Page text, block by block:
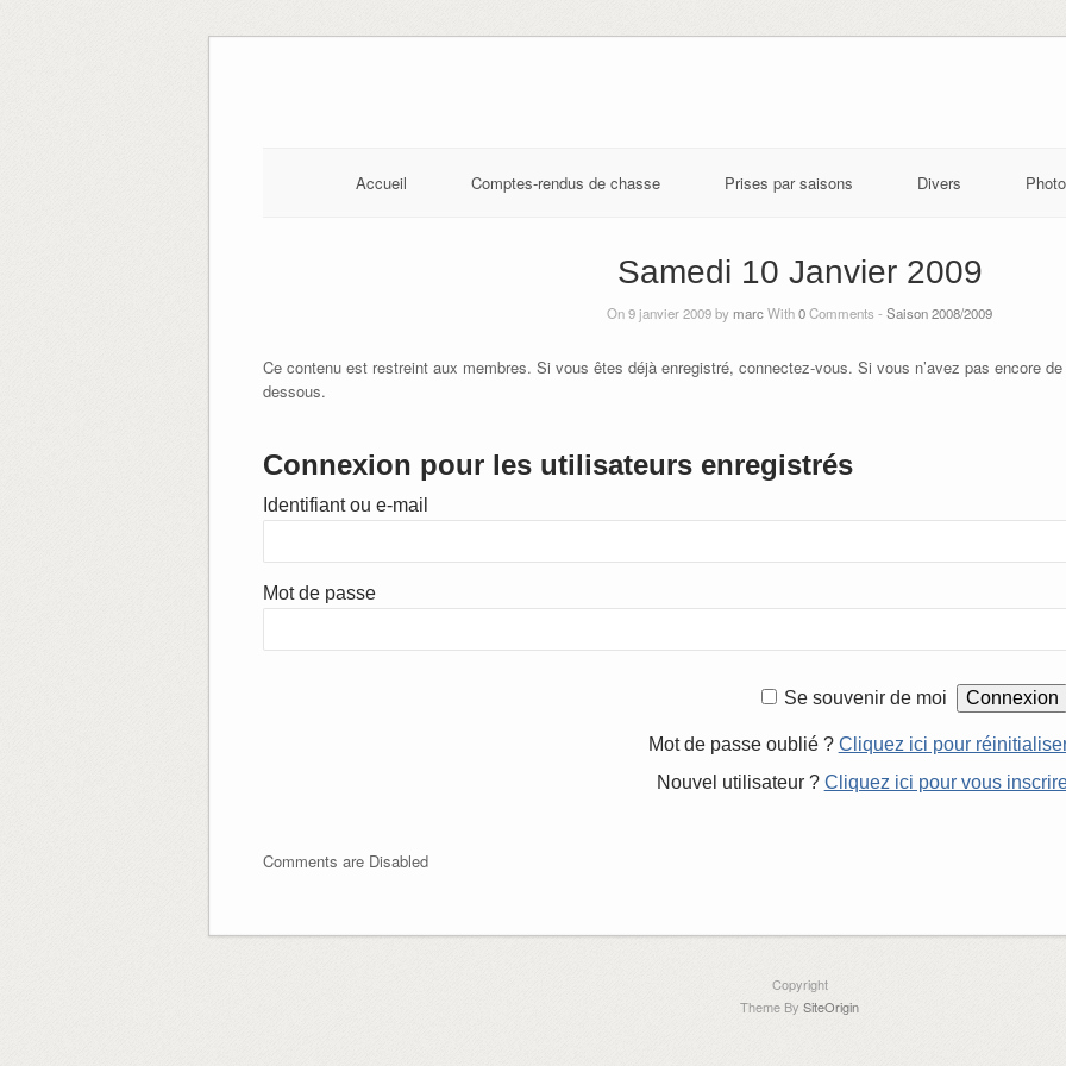
Accueil Comptes-rendus de chasse Prises par saisons Divers
Samedi 10 Janvier 2009
On 9 janvier 2009 by marcWith0Comments - Saison 2008/2009
Ce contenu est restreint aux membres. Si vous êtes déjà enregistré, connectez-vous. Si vous n’avez pas encore
dessous.
Connexion pour les utilisateurs enregistrés
Identifiant ou e-mail
Mot de passe
Se souvenir de moi
Mot de passe oublié ? Cliquez ici pour
Nouvel utilisateur ? Cliquez ici pour vous
Comments are Disabled
Copyright
Theme By SiteOrigin